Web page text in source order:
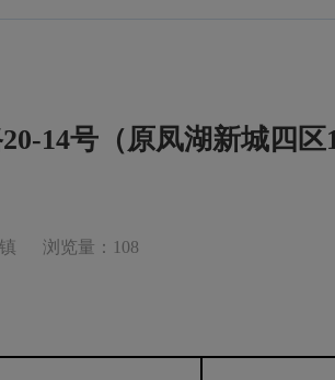
14号（原凤湖新城四
浏览量：108